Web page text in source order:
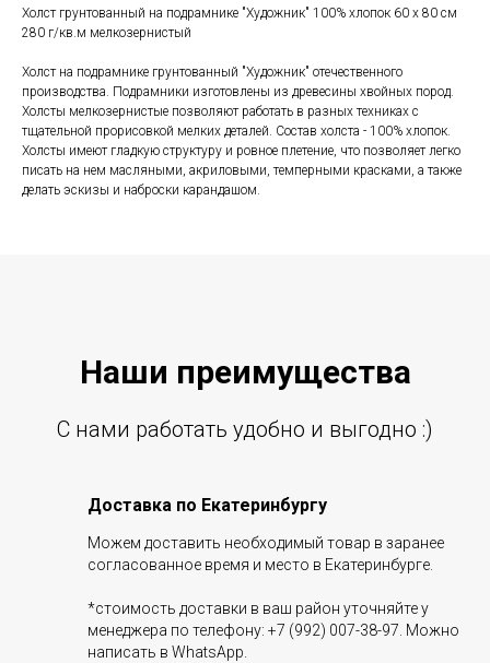
Холст грунтованный на подрамнике "Художник" 100% хлопок 60 х 80 см
280 г/кв.м мелкозернистый
Холст на подрамнике грунтованный "Художник" отечественного
производства. Подрамники изготовлены из древесины хвойных пород.
Холсты мелкозернистые позволяют работать в разных техниках с
тщательной прорисовкой мелких деталей. Состав холста - 100% хлопок.
Холсты имеют гладкую структуру и ровное плетение, что позволяет легко
писать на нем масляными, акриловыми, темперными красками, а также
делать эскизы и наброски карандашом.
Наши преимущества
С нами работать удобно и выгодно :)
Доставка по Екатеринбургу
Можем доставить необходимый товар в заранее
согласованное время и место в Екатеринбурге.
*стоимость доставки в ваш район уточняйте у
менеджера по телефону: +7 (992) 007-38-97. Можно
написать в WhatsApp.